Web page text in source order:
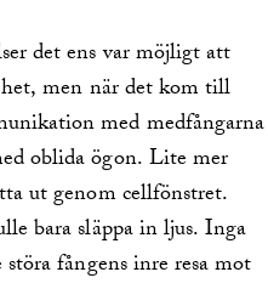
det ens var möjligt att
men när det kom till
med medfångarna
oblida ögon. Lite mer
ut genom cellfönstret.
bara släppa in ljus. Inga
fångens inre resa mot